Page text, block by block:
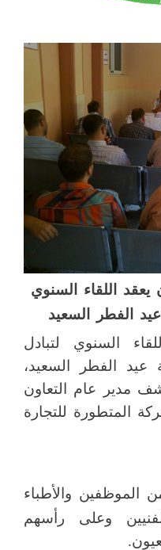
اللقاء السنوي
عيد الفطر السعيد
السنوي لتبادل
عيد الفطر السعيد،
مدير عام التعاون
المتطورة للتجارة
الموظفين والأطباء
وعلى رأسهم